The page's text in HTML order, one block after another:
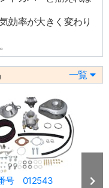
効率が大きく変わり
一覧
号 012543 商